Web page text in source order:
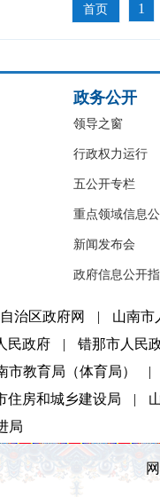
首页 1
政务公开
领导之窗
行政权力运行
五公开专栏
重点领域信息
新闻发布会
政府信息公开
治区政府网 |
山南市
民政府 |
错那市人民
市教育局（体育局）
|
住房和城乡建设局 |
局